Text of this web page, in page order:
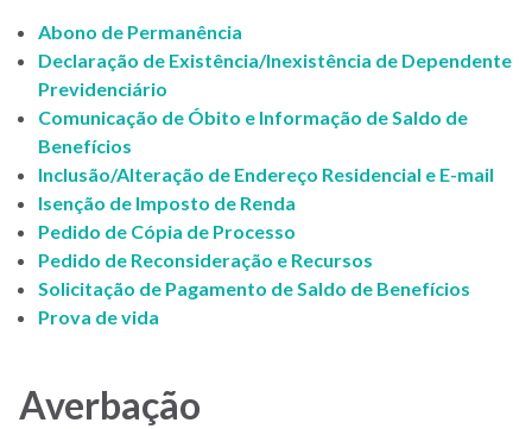
Abono de Permanência
Declaração de Existência/Inexistência de Dependente
Previdenciário
Comunicação de Óbito e Informação de Saldo de
Benefícios
Inclusão/Alteração de Endereço Residencial e E-mail
Isenção de Imposto de Renda
Pedido de Cópia de Processo
Pedido de Reconsideração e Recursos
Solicitação de Pagamento de Saldo de Benefícios
Prova de vida
Averbação